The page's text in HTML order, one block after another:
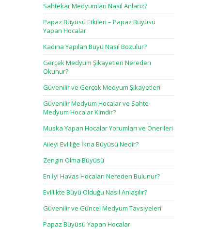
Sahtekar Medyumları Nasıl Anlarız?
Papaz Büyüsü Etkileri – Papaz Büyüsü
Yapan Hocalar
Kadına Yapılan Büyü Nasıl Bozulur?
Gerçek Medyum Şikayetleri Nereden
Okunur?
Güvenilir ve Gerçek Medyum Şikayetleri
Güvenilir Medyum Hocalar ve Sahte
Medyum Hocalar Kimdir?
Muska Yapan Hocalar Yorumları ve Önerileri
Aileyi Evliliğe İkna Büyüsü Nedir?
Zengin Olma Büyüsü
En İyi Havas Hocaları Nereden Bulunur?
Evlilikte Büyü Olduğu Nasıl Anlaşılır?
Güvenilir ve Güncel Medyum Tavsiyeleri
Papaz Büyüsü Yapan Hocalar